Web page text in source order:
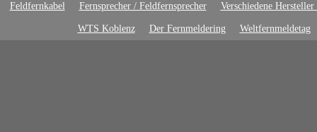
Feldfernkabel Fernsprecher / Feldfernsprecher Verschiedene
WTS Koblenz Der Fernmeldering Weltfernmeldetag